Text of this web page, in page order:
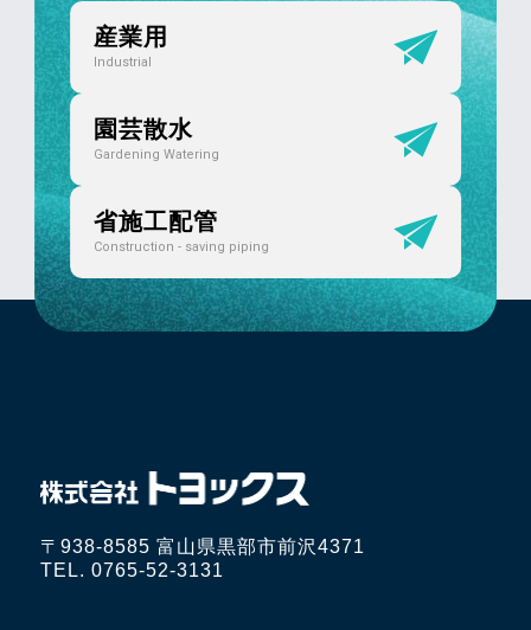
産業用
Industrial
園芸散水
Gardening Watering
省施工配管
Construction - saving piping
〒938-8585 富山県黒部市前沢4371
TEL. 0765-52-3131